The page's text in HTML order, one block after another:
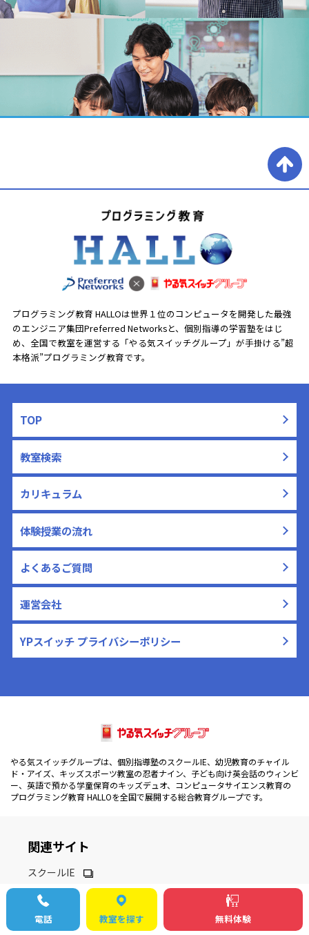
電話 教室を探す 無料体験
プログラミング教育 HALLOは世界１位のコンピュータを開発した最強
のエンジニア集団Preferred Networksと、 個別指導の学習塾をはじ
め、全国で教室を運営する「やる気スイッチグループ」が手掛ける”超
本格派”プログラミング教育です。
TOP
教室検索
カリキュラム
体験授業の流れ
よくあるご質問
運営会社
YPスイッチ プライバシーポリシー
やる気スイッチグループは、個別指導塾のスクールIE、幼児教育のチャイル
ド・アイズ、キッズスポーツ教室の忍者ナイン、子ども向け英会話のウィンビ
ー、英語で預かる学童保育のキッズデュオ、コンピュータサイエンス教育の
プログラミング教育 HALLOを全国で展開する総合教育グループです。
関連サイト
スクールIE
チャイルド・アイズ
忍者ナイン